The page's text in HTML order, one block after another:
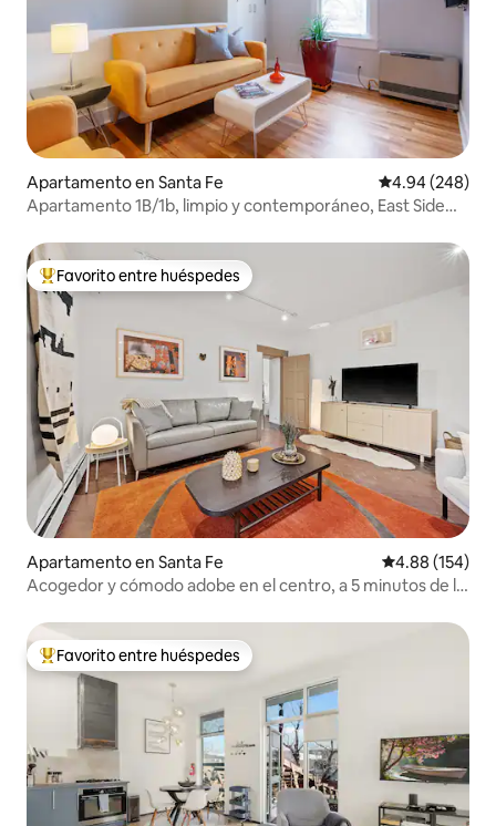
Apartamento en Santa Fe Calificación
4.94 (248)
Apartamento 1B/1b, limpio y contemporáneo, East Side
Favorito entre huéspedes preferido
Favorito entre huéspedes
Apartamento en Santa Fe Calificación
4.88 (154)
Acogedor y cómodo adobe en el centro, a 5 minutos de la
Favorito entre huéspedes preferido
Favorito entre huéspedes